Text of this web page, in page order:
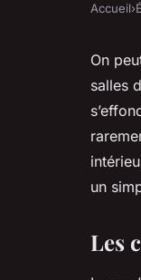
la
à
11 min de lecture
Accueil›
On
salles
un
Les